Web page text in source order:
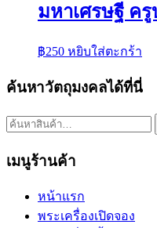
มหาเศรษฐี ค
฿250 หยิบใส่ตะกร้า
ค้นหาวัตถุมงคลได้ที่นี่
ค้นหา:
เมนูร้านค้า
หน้าแรก
พระเครื่องเปิดจอง